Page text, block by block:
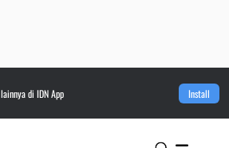
lainnya di IDN App Install